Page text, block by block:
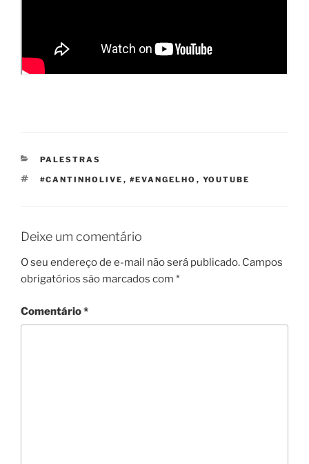
CATEGORIAS
PALESTRAS
TAGS
#CANTINHOLIVE , #EVANGELHO , YOUTUBE
Deixe um comentário
O seu endereço de e-mail não será publicado. Campos
obrigatórios são marcados com *
Comentário*